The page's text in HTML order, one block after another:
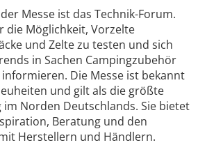
Messe ist das Technik-Forum.
die Möglichkeit, Vorzelte
und Zelte zu testen und sich
in Sachen Campingzubehör
Die Messe ist bekannt
und gilt als die größte
im Norden Deutschlands. Sie bietet
Beratung und den
Herstellern und Händlern.